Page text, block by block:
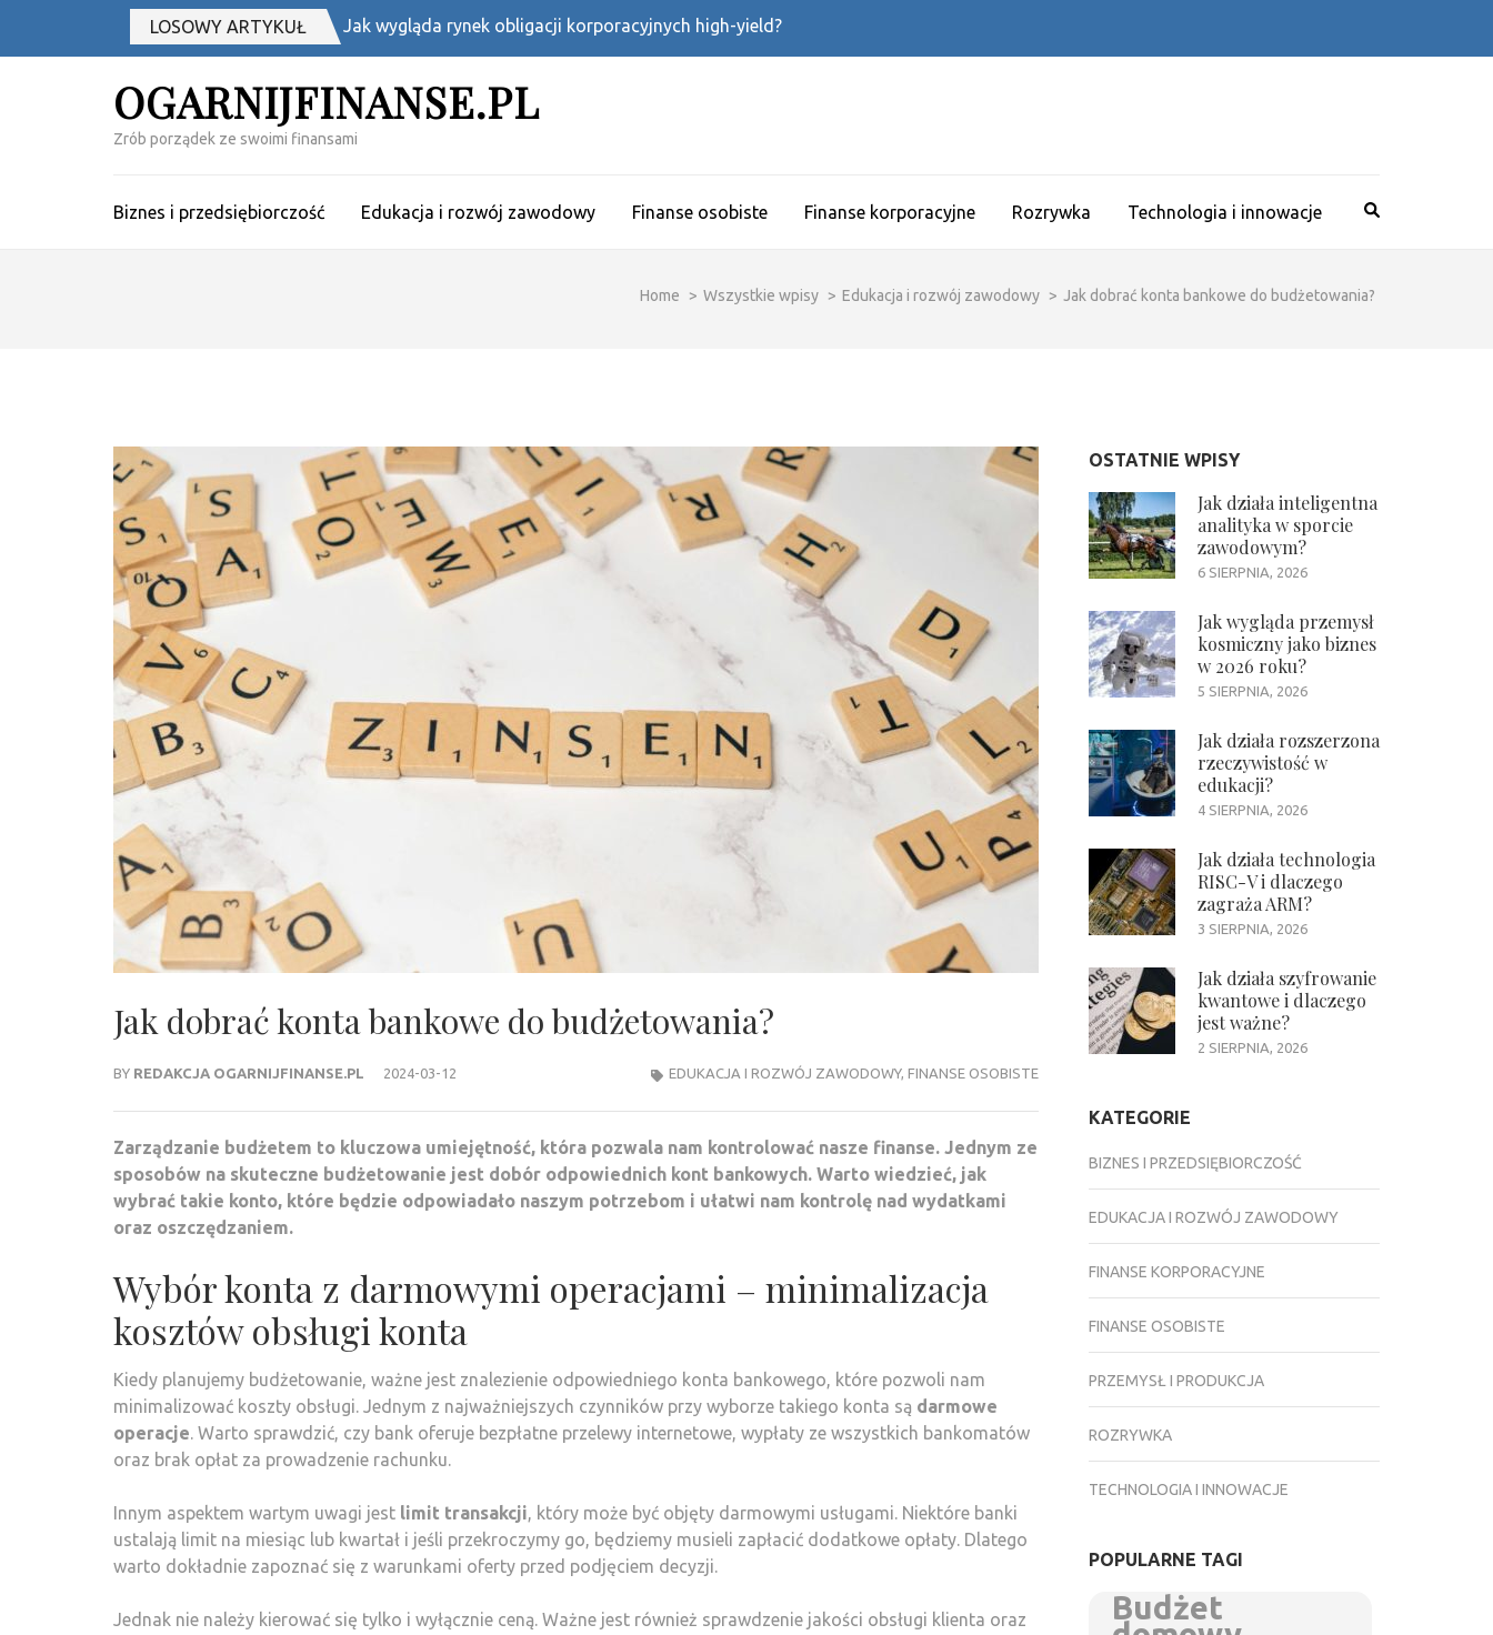
LOSOWY ARTYKUŁ Jak wygląda rynek obligacji korporacyjnych high-yield?
OGARNIJFINANSE.PL
Zrób porządek ze swoimi finansami
Biznes i przedsiębiorczość Edukacja i rozwój zawodowy Finanse osobiste Finanse korporacyjne Rozrywka Technologia i innowacje
Home > Wszystkie wpisy > Edukacja i rozwój zawodowy > Jak dobrać konta bankowe do budżetowania?
Jak dobrać konta bankowe do budżetowania?
BY REDAKCJA OGARNIJFINANSE.PL 2024-03-12 EDUKACJA I ROZWÓJ ZAWODOWY, FINANSE OSOBISTE
Zarządzanie budżetem to kluczowa umiejętność, która pozwala nam kontrolować nasze finanse. Jednym ze
sposobów na skuteczne budżetowanie jest dobór odpowiednich kont bankowych. Warto wiedzieć, jak
wybrać takie konto, które będzie odpowiadało naszym potrzebom i ułatwi nam kontrolę nad wydatkami
oraz oszczędzaniem.
Wybór konta z darmowymi operacjami – minimalizacja
kosztów obsługi konta
Kiedy planujemy budżetowanie, ważne jest znalezienie odpowiedniego konta bankowego, które pozwoli nam
minimalizować koszty obsługi. Jednym z najważniejszych czynników przy wyborze takiego konta są darmowe
operacje. Warto sprawdzić, czy bank oferuje bezpłatne przelewy internetowe, wypłaty ze wszystkich bankomatów
oraz brak opłat za prowadzenie rachunku.
Innym aspektem wartym uwagi jest limit transakcji, który może być objęty darmowymi usługami. Niektóre banki
ustalają limit na miesiąc lub kwartał i jeśli przekroczymy go, będziemy musieli zapłacić dodatkowe opłaty. Dlatego
warto dokładnie zapoznać się z warunkami oferty przed podjęciem decyzji.
Jednak nie należy kierować się tylko i wyłącznie ceną. Ważne jest również sprawdzenie jakości obsługi klienta oraz
OSTATNIE WPISY
Jak działa inteligentna
analityka w sporcie
zawodowym?
6 SIERPNIA, 2026
Jak wygląda przemysł
kosmiczny jako biznes
w 2026 roku?
5 SIERPNIA, 2026
Jak działa rozszerzona
rzeczywistość w
edukacji?
4 SIERPNIA, 2026
Jak działa technologia
RISC-V i dlaczego
zagraża ARM?
3 SIERPNIA, 2026
Jak działa szyfrowanie
kwantowe i dlaczego
jest ważne?
2 SIERPNIA, 2026
KATEGORIE
BIZNES I PRZEDSIĘBIORCZOŚĆ
EDUKACJA I ROZWÓJ ZAWODOWY
FINANSE KORPORACYJNE
FINANSE OSOBISTE
PRZEMYSŁ I PRODUKCJA
ROZRYWKA
TECHNOLOGIA I INNOWACJE
POPULARNE TAGI
Budżet